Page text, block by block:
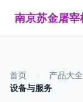
首页 产品大全
设备与服务